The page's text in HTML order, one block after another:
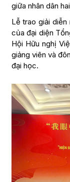
giữa nhân dân
Lễ trao giải diễn
của đại diện
Hội Hữu nghị
giảng viên và
đại học.